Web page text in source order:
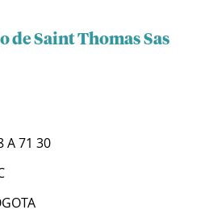
de Saint Thomas Sas
A 71 30